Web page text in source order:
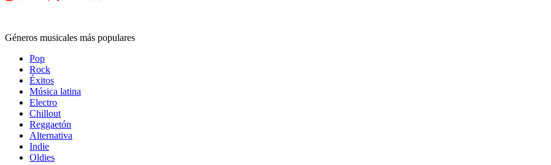
Géneros musicales más populares
Pop
Rock
Éxitos
Música latina
Electro
Chillout
Reggaetón
Alternativa
Indie
Oldies